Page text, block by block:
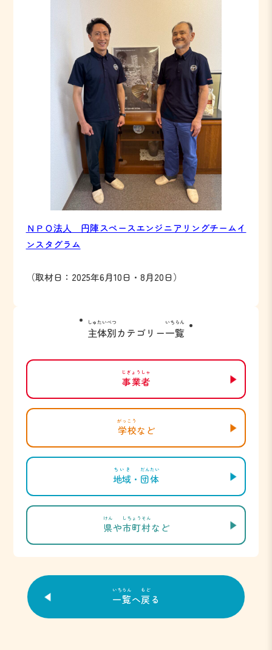
ＮＰＯ法人 円陣スペースエンジニアリングチームイ
ンスタグラム
（取材日：2025年6月10日・8月20日）
主体別
しゅたいべつ
カテゴリー一覧
いちらん
事業者
じぎょうしゃ
学校
がっこう
など
地域
ちいき
・ 団体
だんたい
県
けん
や市町村
しちょうそん
など
一覧
いちらん
へ戻
もど
る